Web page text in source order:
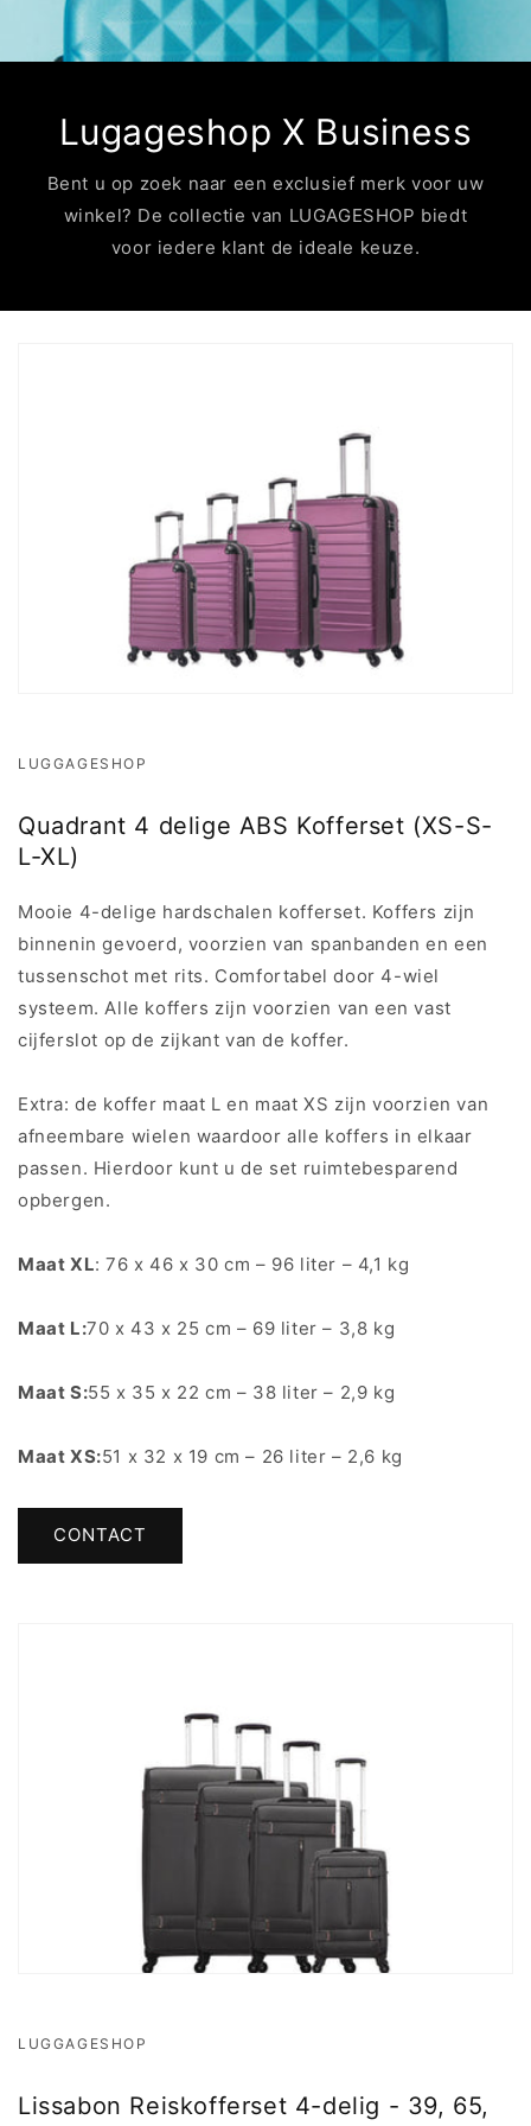
Lugageshop X Business
Bent u op zoek naar een exclusief merk voor uw
winkel? De collectie van LUGAGESHOP biedt
voor iedere klant de ideale keuze.
LUGGAGESHOP
Quadrant 4 delige ABS Kofferset (XS-S-
L-XL)
Mooie 4-delige hardschalen kofferset. Koffers zijn
binnenin gevoerd, voorzien van spanbanden en een
tussenschot met rits. Comfortabel door 4-wiel
systeem. Alle koffers zijn voorzien van een vast
cijferslot op de zijkant van de koffer.
Extra: de koffer maat L en maat XS zijn voorzien van
afneembare wielen waardoor alle koffers in elkaar
passen. Hierdoor kunt u de set ruimtebesparend
opbergen.
Maat XL: 76 x 46 x 30 cm – 96 liter – 4,1 kg
Maat L:70 x 43 x 25 cm – 69 liter – 3,8 kg
Maat S:55 x 35 x 22 cm – 38 liter – 2,9 kg
Maat XS:51 x 32 x 19 cm – 26 liter – 2,6 kg
CONTACT
LUGGAGESHOP
Lissabon Reiskofferset 4-delig - 39, 65,